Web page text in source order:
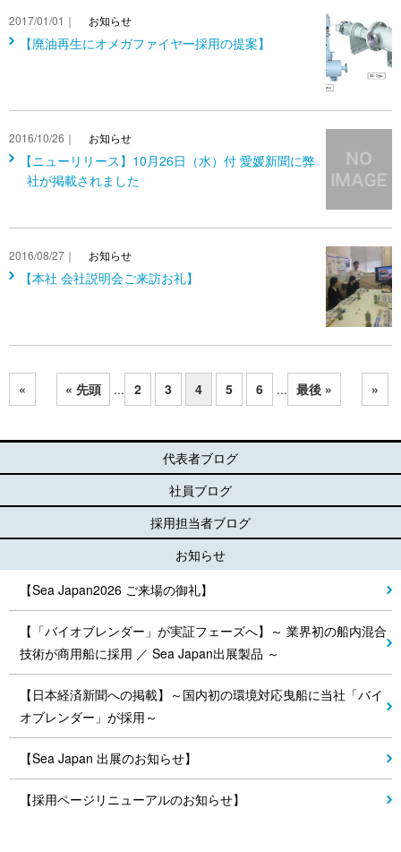
2017/01/01｜ お知らせ
【廃油再生にオメガファイヤー採用の提案】
2016/10/26｜ お知らせ
【ニューリリース】10月26日（水）付 愛媛新聞に弊
社が掲載されました
2016/08/27｜ お知らせ
【本社 会社説明会ご来訪お礼】
« 先頭
« ... 2 3 4 5 6 ... »
最後 »
代表者ブログ
社員ブログ
採用担当者ブログ
お知らせ
【Sea Japan2026 ご来場の御礼】
【「バイオブレンダー」が実証フェーズへ】～ 業界初の船内混合
技術が商用船に採用 ／ Sea Japan出展製品 ～
【日本経済新聞への掲載】～国内初の環境対応曳船に当社「バイ
オブレンダー」が採用～
【Sea Japan 出展のお知らせ】
【採用ページリニューアルのお知らせ】